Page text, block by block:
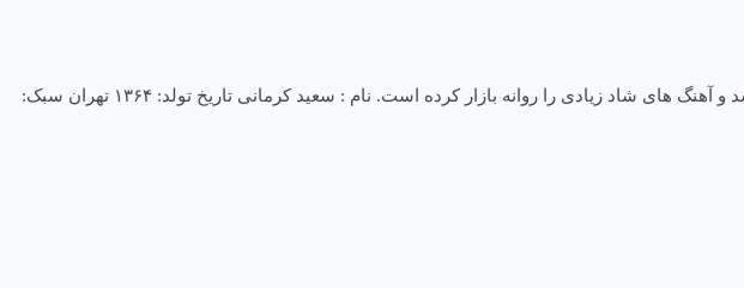
بیوگرافی سعید کرمانی یکی دیگر از خوانندگان کرمانی،سعید کرمانی است که در زمینه موسیقی پاپ بسیار مطرح شد و آهنگ های شاد زیادی را روانه بازار کرده است. نام : سعید كرمانی تاریخ تولد: ۱۳۶۴ تهران سبک: